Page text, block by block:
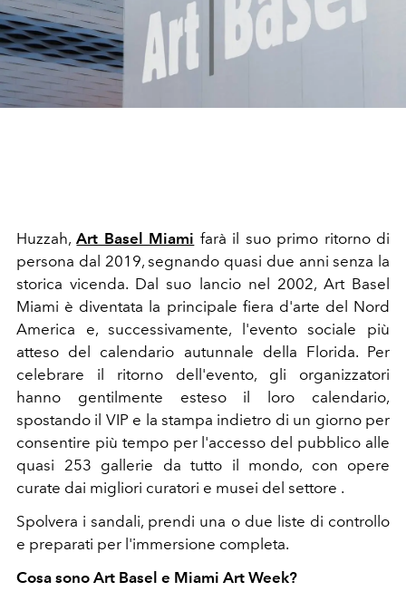
Huzzah,Art Basel Miami farà il suo primo ritorno di
persona dal 2019, segnando quasi due anni senza la
storica vicenda. Dal suo lancio nel 2002, Art Basel
Miami è diventata la principale fiera d'arte del Nord
America e, successivamente, l'evento sociale più
atteso del calendario autunnale della Florida. Per
celebrare il ritorno dell'evento, gli organizzatori
hanno gentilmente esteso il loro calendario,
spostando il VIP e la stampa indietro di un giorno per
consentire più tempo per l'accesso del pubblico alle
quasi 253 gallerie da tutto il mondo, con opere
curate dai migliori curatori e musei del settore .
Spolvera i sandali, prendi una o due liste di controllo
e preparati per l'immersione completa.
Cosa sono Art Basel e Miami Art Week?